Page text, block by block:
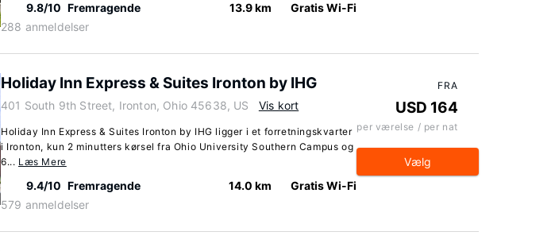
9.8/10 Fremragende
288 anmeldelser
13.9 km Gratis Wi-Fi
Holiday Inn Express & Suites Ironton by IHG
401 South 9th Street, Ironton, Ohio 45638, US Vis kort
Holiday Inn Express & Suites Ironton by IHG ligger i et forretningskvarter
i Ironton, kun 2 minutters kørsel fra Ohio University Southern Campus og
6... Læs Mere
9.4/10 Fremragende
579 anmeldelser
14.0 km Gratis Wi-Fi
FRA
USD 164
per værelse / per nat
Vælg